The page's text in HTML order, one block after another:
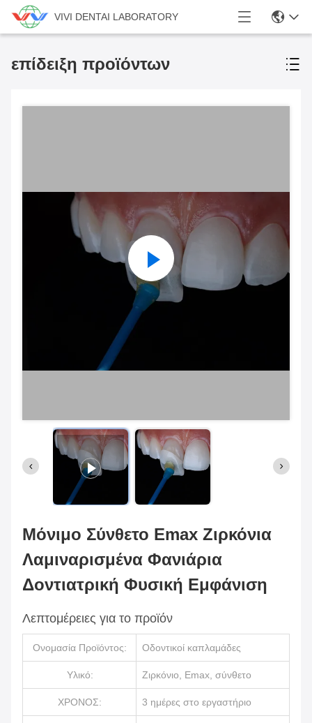
VIVI DENTAI LABORATORY
επίδειξη προϊόντων
Μόνιμο Σύνθετο Emax Ζιρκόνια
Λαμιναρισμένα Φανιάρια
Δοντιατρική Φυσική Εμφάνιση
Λεπτομέρειες για το προϊόν
Ονομασία Προϊόντος: Οδοντικοί καπλαμάδες
Υλικό: Ζιρκόνιο, Emax, σύνθετο
ΧΡΟΝΟΣ: 3 ημέρες στο εργαστήριο